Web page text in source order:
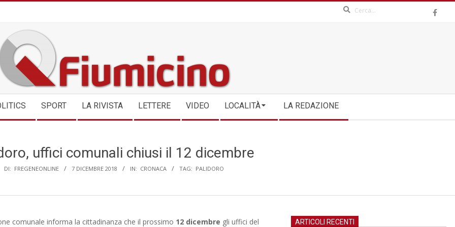
SPORT LA RIVISTA LETTERE VIDEO LOCALITÀ LA REDAZIONE
uffici comunali chiusi il 12 dicembre
DI: FREGENEONLINE 7 DICEMBRE 2018 IN: CRONACA TAG: PALIDORO
comunale informa la cittadinanza che il prossimo 12 dicembre gli uffici del
ARTICOLI RECENTI